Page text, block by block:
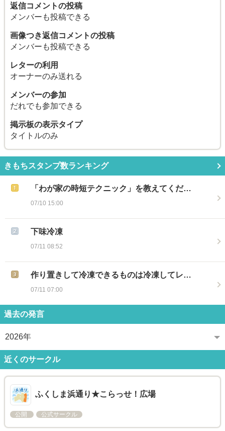
返信コメントの投稿
メンバーも投稿できる
画像つき返信コメントの投稿
メンバーも投稿できる
レターの利用
オーナーのみ送れる
メンバーの参加
だれでも参加できる
掲示板の表示タイプ
タイトルのみ
きもちスタンプ数ランキング
「わが家の時短テクニック」を教えてくだ…
07/10 15:00
下味冷凍
07/11 08:52
作り置きして冷凍できるものは冷凍してレ…
07/11 07:00
過去の発言
2026年
近くのサークル
ふくしま浜通り★こらっせ！広場
公開 公式サークル